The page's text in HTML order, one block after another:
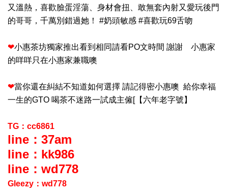
又溫熱，喜歡臉蛋淫蕩、身材會扭、敢無套內射又愛玩後門
的哥哥，千萬別錯過她！ #奶頭敏感 #喜歡玩69舌吻
❤小惠茶坊獨家推出看到相同請看PO文時間 謝謝 小惠家
的咩咩只在小惠家兼職噢
❤當你還在糾結不知道如何選擇 請記得密小惠噢 給你幸福
一生的GTO 喝茶不迷路一試成主僱[【六年老字號】
TG：cc6861
line：37am
line：kk986
line：wd778
Gleezy：wd778